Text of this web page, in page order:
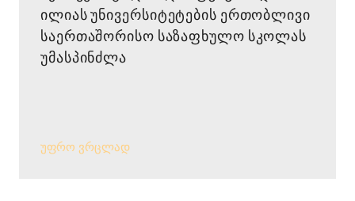
ილიას უნივერსიტეტების ერთობლივი
საერთაშორისო საზაფხულო სკოლას
უმასპინძლა
უფრო ვრცლად